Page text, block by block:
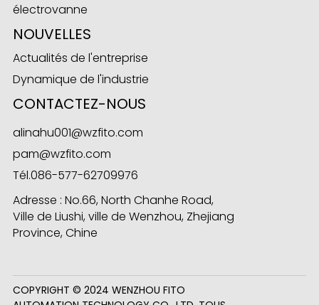
électrovanne
NOUVELLES
Actualités de l'entreprise
Dynamique de l'industrie
CONTACTEZ-NOUS
alinahu001@wzfito.com
pam@wzfito.com
Tél.086-577-62709976
Adresse : No.66, North Chanhe Road,
Ville de Liushi, ville de Wenzhou, Zhejiang
Province, Chine
COPYRIGHT © 2024 WENZHOU FITO